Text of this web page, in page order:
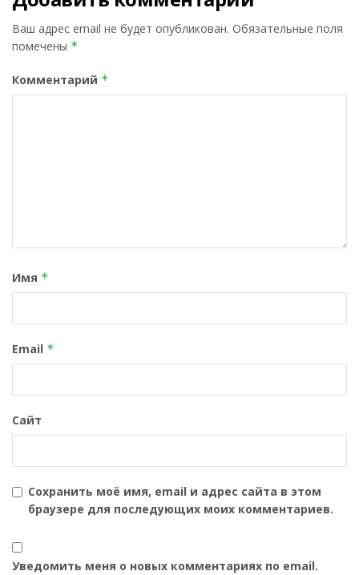
Ваш адрес email не будет опубликован. Обязательные поля
помечены *
Комментарий *
Имя *
Email *
Сайт
Сохранить моё имя, email и адрес сайта в этом
браузере для последующих моих комментариев.
Уведомить меня о новых комментариях по email.